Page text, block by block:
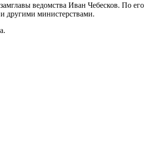
ведомства Иван Чебесков. По
другими министерствами.